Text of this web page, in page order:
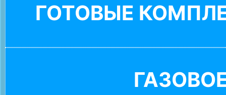
ГОТОВЫЕ